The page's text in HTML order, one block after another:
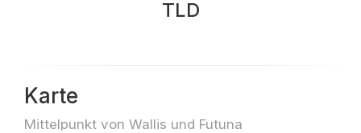
TLD
Karte
Mittelpunkt von Wallis und Futuna